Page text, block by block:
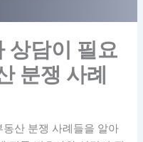
상담이 필요
분쟁 사례
산 분쟁 사례들을 알아